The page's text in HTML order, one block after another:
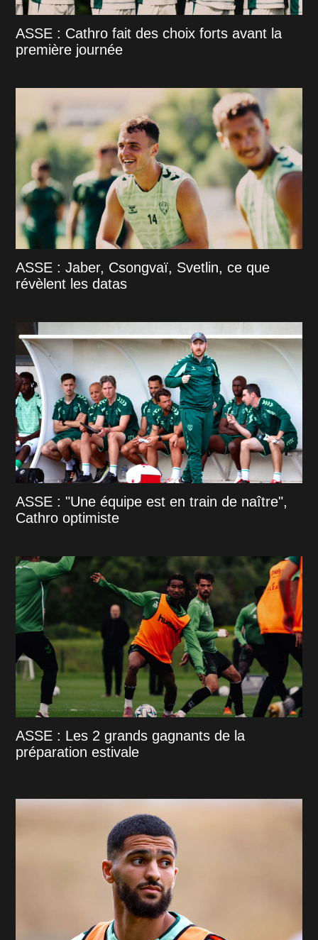
ASSE : Cathro fait des choix forts avant la
première journée
ASSE : Jaber, Csongvaï, Svetlin, ce que
révèlent les datas
ASSE : "Une équipe est en train de naître",
Cathro optimiste
ASSE : Les 2 grands gagnants de la
préparation estivale